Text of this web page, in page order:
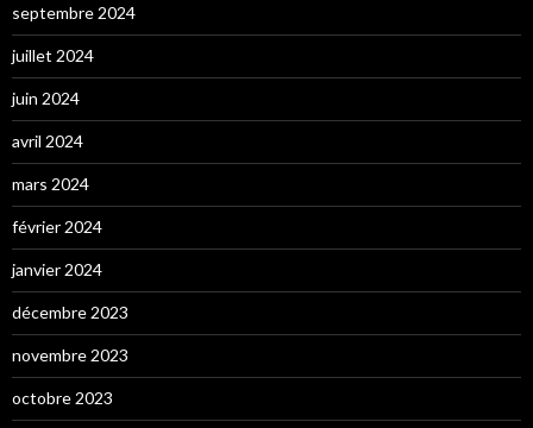
septembre 2024
juillet 2024
juin 2024
avril 2024
mars 2024
février 2024
janvier 2024
décembre 2023
novembre 2023
octobre 2023